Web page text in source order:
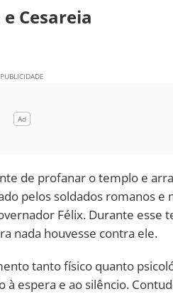
Cesareia
de profanar o templo e
pelos soldados romanos e
Félix. Durante esse
nada houvesse contra ele.
tanto físico quanto
espera e ao silêncio.